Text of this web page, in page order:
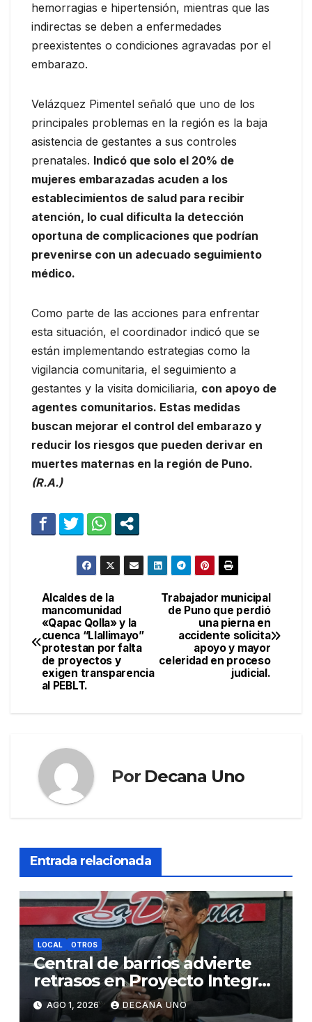
hemorragias e hipertensión, mientras que las
indirectas se deben a enfermedades
preexistentes o condiciones agravadas por el
embarazo.
Velázquez Pimentel señaló que uno de los
principales problemas en la región es la baja
asistencia de gestantes a sus controles
prenatales. Indicó que solo el 20% de
mujeres embarazadas acuden a los
establecimientos de salud para recibir
atención, lo cual dificulta la detección
oportuna de complicaciones que podrían
prevenirse con un adecuado seguimiento
médico.
Como parte de las acciones para enfrentar
esta situación, el coordinador indicó que se
están implementando estrategias como la
vigilancia comunitaria, el seguimiento a
gestantes y la visita domiciliaria, con apoyo de
agentes comunitarios. Estas medidas
buscan mejorar el control del embarazo y
reducir los riesgos que pueden derivar en
muertes maternas en la región de Puno.
(R.A.)
Navegación
de
entradas
Trabajador municipal
de Puno que perdió
una pierna en
accidente solicita
apoyo y mayor
celeridad en proceso
judicial.
Alcaldes de la
mancomunidad
«Qapac Qolla» y la
cuenca “Llallimayo”
protestan por falta
de proyectos y
exigen transparencia
al PEBLT.
Por Decana Uno
Entrada relacionada
LOCAL OTROS
Central de barrios advierte
retrasos en Proyecto Integral
de Agua y Alcantarillado para
Juliaca
AGO 1, 2026 DECANA UNO